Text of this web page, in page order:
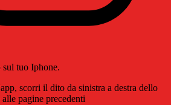
tuo Iphone.
scorri il dito da sinistra a destra dello
pagine precedenti